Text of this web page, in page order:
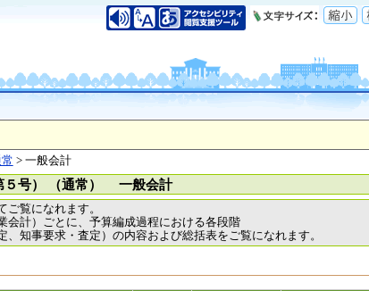
> 一般会計
号） （通常） 一般会計
覧になれます。
会計）ごとに、予算編成過程における各段階
、知事要求・査定）の内容および総括表をご覧になれます。